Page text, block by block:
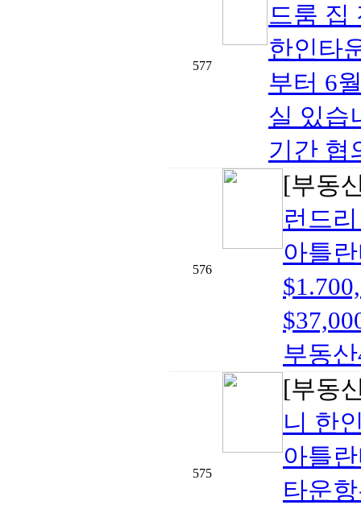
577
드룸 집
한인타
부터 6
실 있습
기간 협
576
[부동
런드
아틀
부동
575
[부동
니 한
아틀
타운